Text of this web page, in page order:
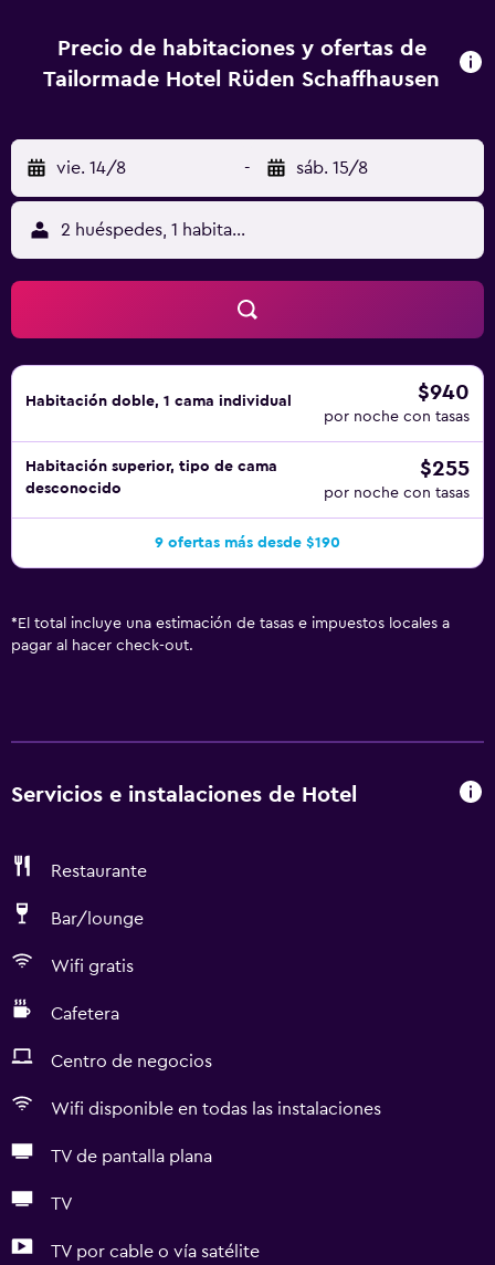
equipados con ducha y secador de pelo. Este hotel en
Schaffhausen ofrece acceso a Internet wifi gratis con una
y tetera y un ventilador. Se ofrece servicio de limpieza
todos los días y es posible solicitar tabla de planchar con
plancha.
Precio de habitaciones y ofertas de
Tailormade Hotel Rüden Schaffhausen
vie. 14/8 - sáb. 15/8
2 huéspedes, 1 habitación
Habitación doble, 1 cama individual $940
por noche con tasas
Habitación superior, tipo de cama
desconocido
$255
por noche con tasas
9 ofertas más desde $190
* El total incluye una estimación de tasas e impuestos locales a
pagar al hacer check-out.
Servicios e instalaciones de Hotel
Restaurante
Bar/lounge
Wifi gratis
Cafetera
Centro de negocios
Wifi disponible en todas las instalaciones
TV de pantalla plana
TV
TV por cable o vía satélite